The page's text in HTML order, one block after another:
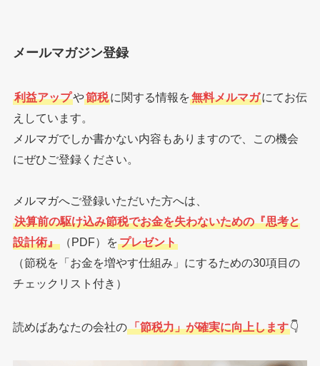
メールマガジン登録
利益アップや節税に関する情報を無料メルマガにてお伝
えしています。
メルマガでしか書かない内容もありますので、この機会
にぜひご登録ください。
メルマガへご登録いただいた方へは、
決算前の駆け込み節税でお金を失わないための『思考と
設計術』（PDF）をプレゼント
（節税を「お金を増やす仕組み」にするための30項目の
チェックリスト付き）
読めばあなたの会社の「節税力」が確実に向上します👇